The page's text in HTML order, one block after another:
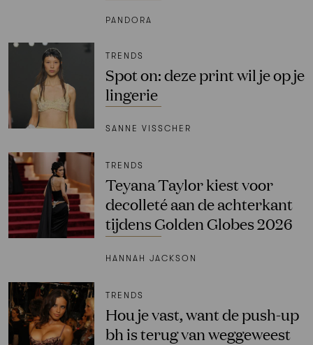
PANDORA
TRENDS
Spot on: deze print wil je op je
lingerie
SANNE VISSCHER
TRENDS
Teyana Taylor kiest voor
decolleté aan de achterkant
tijdens Golden Globes 2026
HANNAH JACKSON
TRENDS
Hou je vast, want de push-up
bh is terug van weggeweest